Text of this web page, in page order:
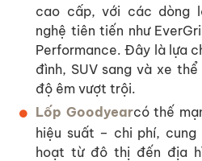
cao cấp, với các dòng
nghệ tiên tiến như
Performance. Đây là lựa
đình, SUV sang và xe
độ êm vượt trội.
Lốp Goodyearcó thế
hiệu suất – chi phí,
hoạt từ đô thị đến địa